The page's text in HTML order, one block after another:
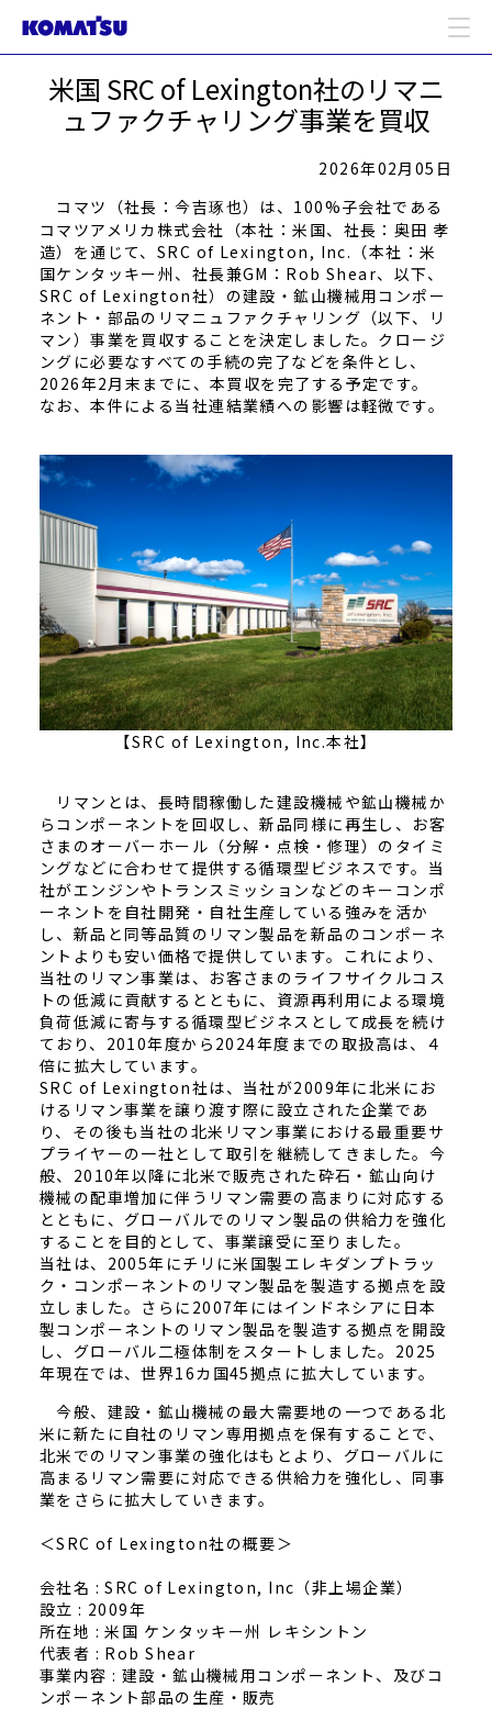
米国 SRC of Lexington社のリマニ
ュファクチャリング事業を買収
2026年02月05日
コマツ（社長：今吉琢也）は、100%子会社である
コマツアメリカ株式会社（本社：米国、社長：奥田 孝
造）を通じて、SRC of Lexington, Inc.（本社：米
国ケンタッキー州、社長兼GM：Rob Shear、以下、
SRC of Lexington社）の建設・鉱山機械用コンポー
ネント・部品のリマニュファクチャリング（以下、リ
マン）事業を買収することを決定しました。クロージ
ングに必要なすべての手続の完了などを条件とし、
2026年2月末までに、本買収を完了する予定です。
なお、本件による当社連結業績への影響は軽微です。
【SRC of Lexington, Inc.本社】
リマンとは、長時間稼働した建設機械や鉱山機械か
らコンポーネントを回収し、新品同様に再生し、お客
さまのオーバーホール（分解・点検・修理）のタイミ
ングなどに合わせて提供する循環型ビジネスです。当
社がエンジンやトランスミッションなどのキーコンポ
ーネントを自社開発・自社生産している強みを活か
し、新品と同等品質のリマン製品を新品のコンポーネ
ントよりも安い価格で提供しています。これにより、
当社のリマン事業は、お客さまのライフサイクルコス
トの低減に貢献するとともに、資源再利用による環境
負荷低減に寄与する循環型ビジネスとして成長を続け
ており、2010年度から2024年度までの取扱高は、４
倍に拡大しています。
SRC of Lexington社は、当社が2009年に北米にお
けるリマン事業を譲り渡す際に設立された企業であ
り、その後も当社の北米リマン事業における最重要サ
プライヤーの一社として取引を継続してきました。今
般、2010年以降に北米で販売された砕石・鉱山向け
機械の配車増加に伴うリマン需要の高まりに対応する
とともに、グローバルでのリマン製品の供給力を強化
することを目的として、事業譲受に至りました。
当社は、2005年にチリに米国製エレキダンプトラッ
ク・コンポーネントのリマン製品を製造する拠点を設
立しました。さらに2007年にはインドネシアに日本
製コンポーネントのリマン製品を製造する拠点を開設
し、グローバル二極体制をスタートしました。2025
年現在では、世界16カ国45拠点に拡大しています。
今般、建設・鉱山機械の最大需要地の一つである北
米に新たに自社のリマン専用拠点を保有することで、
北米でのリマン事業の強化はもとより、グローバルに
高まるリマン需要に対応できる供給力を強化し、同事
業をさらに拡大していきます。
＜SRC of Lexington社の概要＞
会社名 : SRC of Lexington, Inc（非上場企業）
設立 : 2009年
所在地 : 米国 ケンタッキー州 レキシントン
代表者 : Rob Shear
事業内容 : 建設・鉱山機械用コンポーネント、及びコ
ンポーネント部品の生産・販売